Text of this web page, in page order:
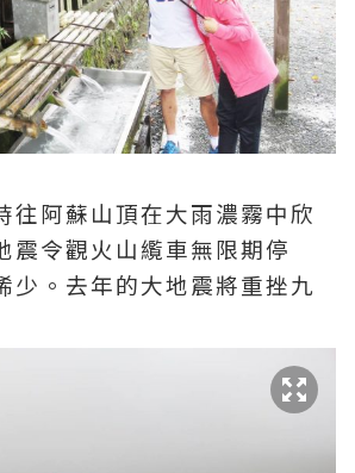
往阿蘇山頂在大雨濃霧中欣
震令觀火山䌫車無限期停
少。去年的大地震將重挫九